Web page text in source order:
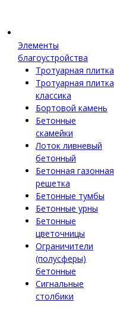
Элементы
благоустройства
Тротуарная плитка
Тротуарная плитка
классика
Бортовой камень
Бетонные
скамейки
Лоток ливневый
бетонный
Бетонная газонная
решетка
Бетонные тумбы
Бетонные урны
Бетонные
цветочницы
Ограничители
(полусферы)
бетонные
Сигнальные
столбики